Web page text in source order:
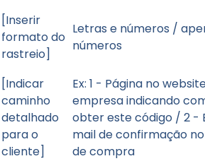
[Inserir
formato do
rastreio]
Letras e números /
números
[Indicar
caminho
detalhado
para o
cliente]
Ex: 1 - Página no
empresa indicando
obter este código / 2 -
mail de confirmação
de compra